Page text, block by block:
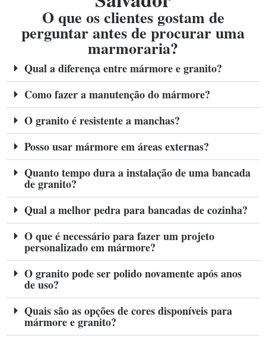
O que os clientes gostam de
perguntar antes de procurar uma
marmoraria?
Qual a diferença entre mármore e granito?
Como fazer a manutenção do mármore?
O granito é resistente a manchas?
Posso usar mármore em áreas externas?
Quanto tempo dura a instalação de uma bancada
de granito?
Qual a melhor pedra para bancadas de cozinha?
O que é necessário para fazer um projeto
personalizado em mármore?
O granito pode ser polido novamente após anos
de uso?
Quais são as opções de cores disponíveis para
mármore e granito?